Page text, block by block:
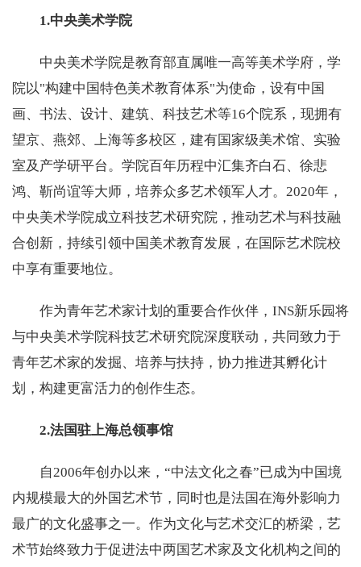
1.中央美术学院
中央美术学院是教育部直属唯一高等美术学府，学
院以"构建中国特色美术教育体系"为使命，设有中国
画、书法、设计、建筑、科技艺术等16个院系，现拥有
望京、燕郊、上海等多校区，建有国家级美术馆、实验
室及产学研平台。学院百年历程中汇集齐白石、徐悲
鸿、靳尚谊等大师，培养众多艺术领军人才。2020年，
中央美术学院成立科技艺术研究院，推动艺术与科技融
合创新，持续引领中国美术教育发展，在国际艺术院校
中享有重要地位。
作为青年艺术家计划的重要合作伙伴，INS新乐园将
与中央美术学院科技艺术研究院深度联动，共同致力于
青年艺术家的发掘、培养与扶持，协力推进其孵化计
划，构建更富活力的创作生态。
2.法国驻上海总领事馆
自2006年创办以来，“中法文化之春”已成为中国境
内规模最大的外国艺术节，同时也是法国在海外影响力
最广的文化盛事之一。作为文化与艺术交汇的桥梁，艺
术节始终致力于促进法中两国艺术家及文化机构之间的